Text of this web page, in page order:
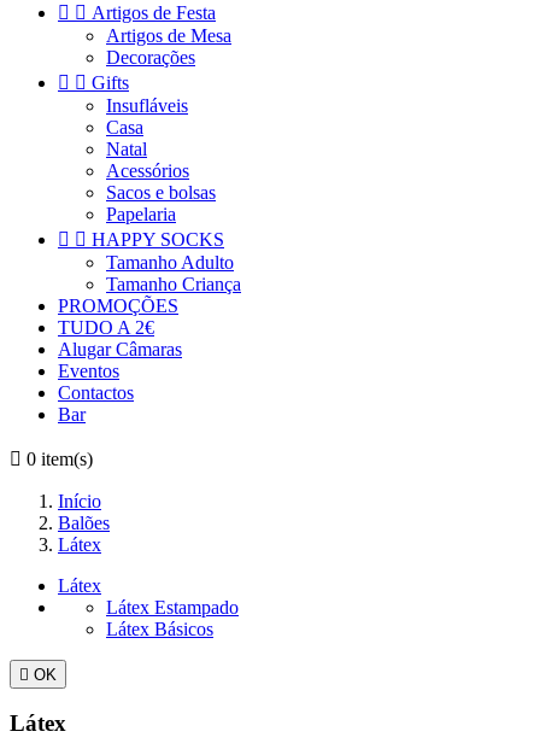
  Artigos de Festa
Artigos de Mesa
Decorações
  Gifts
Insufláveis
Casa
Natal
Acessórios
Sacos e bolsas
Papelaria
  HAPPY SOCKS
Tamanho Adulto
Tamanho Criança
PROMOÇÕES
TUDO A 2€
Alugar Câmaras
Eventos
Contactos
Bar
 0 item(s)
Início
Balões
Látex
Látex
Látex Estampado
Látex Básicos
 OK
Látex